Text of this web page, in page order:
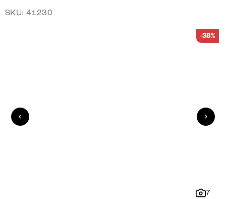
SKU: 41230
7
-38%